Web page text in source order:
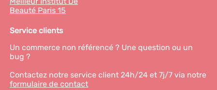
Beauté Paris 15
Service clients
Un commerce non référencé ? Une question ou un
bug ?
Contactez notre service client 24h/24 et 7j/7 via notre
formulaire de contact